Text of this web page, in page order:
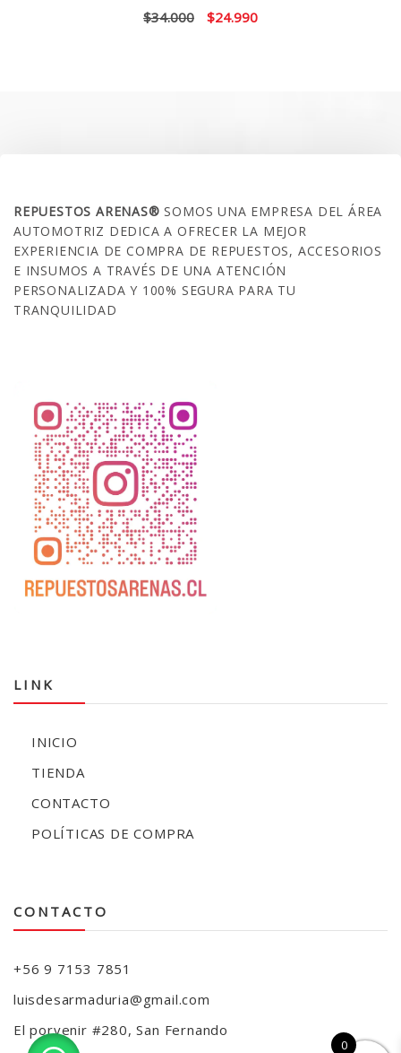
$34.000
El
$24.990El
REPUESTOS ARENAS®SOMOS UNA EMPRESA DEL ÁREA
AUTOMOTRIZ DEDICA A OFRECER LA MEJOR
EXPERIENCIA DE COMPRA DE REPUESTOS, ACCESORIOS
E INSUMOS A TRAVÉS DE UNA ATENCIÓN
PERSONALIZADA Y 100% SEGURA PARA TU
TRANQUILIDAD
LINK
INICIO
TIENDA
CONTACTO
POLÍTICAS DE COMPRA
CONTACTO
+56 9 7153 7851
luisdesarmaduria@gmail.com
El porvenir #280, San Fernando
0